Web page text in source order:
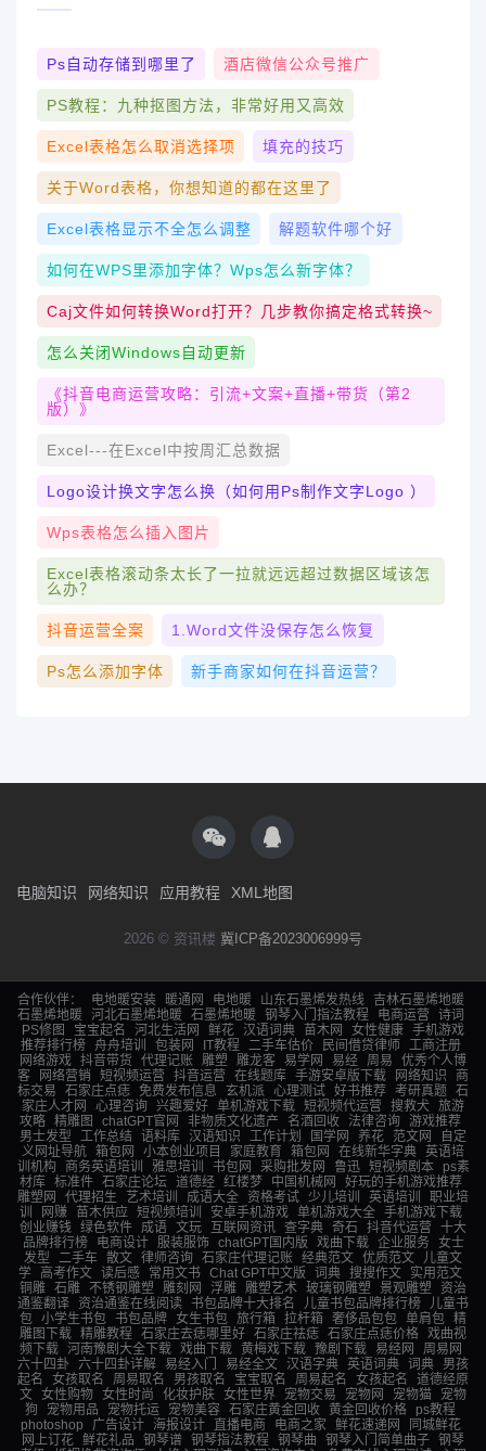
Ps自动存储到哪里了 酒店微信公众号推广
PS教程：九种抠图方法，非常好用又高效
Excel表格怎么取消选择项 填充的技巧
关于Word表格，你想知道的都在这里了
Excel表格显示不全怎么调整 解题软件哪个好
如何在WPS里添加字体？wps怎么新字体？
Caj文件如何转换word打开？几步教你搞定格式转换~
怎么关闭windows自动更新
《抖音电商运营攻略：引流+文案+直播+带货（第2
版）》
Excel---在Excel中按周汇总数据
Logo设计换文字怎么换（如何用ps制作文字logo ）
Wps表格怎么插入图片
Excel表格滚动条太长了一拉就远远超过数据区域该怎
么办？
抖音运营全案 1.word文件没保存怎么恢复
Ps怎么添加字体 新手商家如何在抖音运营？
电脑知识 网络知识 应用教程 XML地图
2026 © 资讯楼 冀ICP备2023006999号
合作伙伴： 电地暖安装 暖通网 电地暖 山东石墨烯发热线
吉林石墨烯地暖
石墨烯地暖
河北石墨烯地暖 石墨烯地暖 钢琴入门指法教程 电商运营
诗词
PS修图
宝宝起名 河北生活网 鲜花 汉语词典 苗木网 女性健康 手机游戏
推荐排行榜
舟舟培训 包装网 IT教程 二手车估价 民间借贷律师
工商注册
网络游戏 抖音带货 代理记账 雕塑 雕龙客 易学网 易经 周易
优秀个人博
客
网络营销 短视频运营 抖音运营 在线题库 手游安卓版下载 网络知识
商
标交易
石家庄点痣 免费发布信息 玄机派 心理测试 好书推荐 考研真题 石
家庄人才网
心理咨询 兴趣爱好 单机游戏下载 短视频代运营 搜救犬 旅游
攻略 精雕图 chatGPT官网 非物质文化遗产 名酒回收 法律咨询 游戏推荐
男士发型
工作总结 语料库 汉语知识 工作计划 国学网 养花 范文网
自定
义网址导航 箱包网 小本创业项目 家庭教育 箱包网 在线新华字典 英语培
训机构
商务英语培训 雅思培训 书包网 采购批发网 鲁迅 短视频剧本
ps素
材库
标准件 石家庄论坛 道德经 红楼梦 中国机械网
好玩的手机游戏推荐
雕塑网
代理招生 艺术培训 成语大全 资格考试 少儿培训 英语培训
职业培
训
网赚 苗木供应 短视频培训 安卓手机游戏 单机游戏大全
手机游戏下载
创业赚钱
绿色软件 成语 文玩 互联网资讯 查字典 奇石 抖音代运营 十大
品牌排行榜
电商设计 服装服饰 chatGPT国内版 戏曲下载 企业服务
女士
发型
二手车 散文 律师咨询 石家庄代理记账 经典范文 优质范文
儿童文
学 高考作文 读后感 常用文书 Chat GPT中文版 词典 搜搜作文
实用范文
铜雕 石雕 不锈钢雕塑 雕刻网 浮雕 雕塑艺术 玻璃钢雕塑 景观雕塑
资治
通鉴翻译
资治通鉴在线阅读 书包品牌十大排名 儿童书包品牌排行榜
儿童书
包 小学生书包 书包品牌 女生书包 旅行箱 拉杆箱 奢侈品包包 单肩包 精
雕图下载 精雕教程 石家庄去痣哪里好 石家庄祛痣 石家庄点痣价格 戏曲视
频下载
河南豫剧大全下载 戏曲下载 黄梅戏下载 豫剧下载 易经网
周易网
六十四卦
六十四卦详解 易经入门 易经全文 汉语字典 英语词典 词典
男孩
起名
女孩取名 周易取名 男孩取名 宝宝取名 周易起名 女孩起名
道德经原
文 女性购物 女性时尚 化妆护肤 女性世界 宠物交易 宠物网 宠物猫
宠物
狗
宠物用品 宠物托运 宠物美容 石家庄黄金回收 黄金回收价格
ps教程
photoshop
广告设计 海报设计 直播电商 电商之家 鲜花速递网
同城鲜花
网上订花 鲜花礼品 钢琴谱 钢琴指法教程 钢琴曲 钢琴入门简单曲子 钢琴